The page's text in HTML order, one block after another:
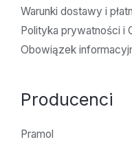
Warunki dostawy i
Polityka prywatności i
Obowiązek
Producenci
Pramol